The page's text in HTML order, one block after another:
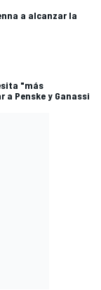
a alcanzar la
"más
Penske y Ganassi